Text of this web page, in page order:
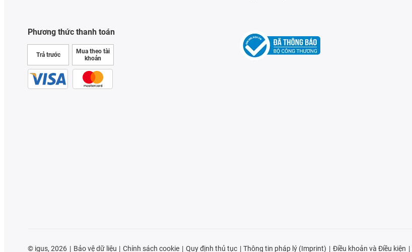
Phương thức thanh toán
Trả trước
Mua theo tài
khoản
© igus, 2026 Bảo vệ dữ liệu Chính sách cookie Quy định thủ tục Thông tin pháp lý (Imprint) Điều khoản và Điều kiện